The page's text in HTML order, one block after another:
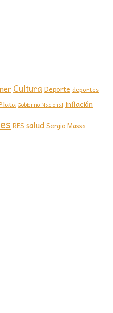
Cultura Deporte deportes
Gobierno Nacional inflación
RES saludSergio Massa